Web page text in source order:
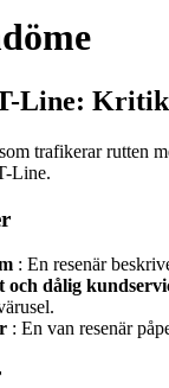
Line:
trafikerar rutten
Line.
: En resenär
och dålig
: En van resenär